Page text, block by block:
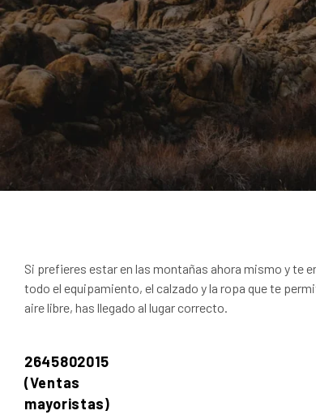
Si prefieres estar en las montañas ahora mismo y te
todo el equipamiento, el calzado y la ropa que te
aire libre, has llegado al lugar correcto.
2645802015
(Ventas
mayoristas)